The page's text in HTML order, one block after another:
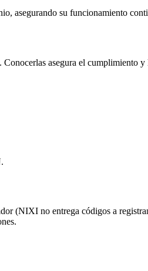
asegurando su funcionamiento
asegura el cumplimiento
(NIXI no entrega códigos a